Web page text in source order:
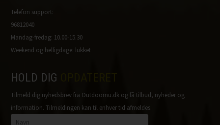
Telefon support:
96812040
Mandag-fredag: 10.00-15.30
Weekend og helligdage: lukket
HOLD DIG
Tilmeld dig nyhedsbrev fra Outdoornu.dk og få tilbud, nyheder og
information. Tilmeldingen kan til enhver tid afmeldes.